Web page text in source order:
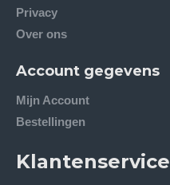
Privacy
Over ons
Account gegevens
Mijn Account
Bestellingen
Klantenservice